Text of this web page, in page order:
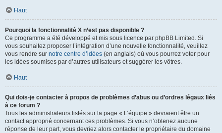
Haut
Pourquoi la fonctionnalité X n’est pas disponible ?
Ce programme a été développé et mis sous licence par phpBB Limited. Si
vous souhaitez proposer l’intégration d’une nouvelle fonctionnalité, veuillez
vous rendre sur notre centre d’idées (en anglais) où vous pourrez voter pour
les idées soumises par d’autres utilisateurs et suggérer les vôtres.
Haut
Qui dois-je contacter à propos de problèmes d’abus ou d’ordres légaux liés
à ce forum ?
Tous les administrateurs listés sur la page « L’équipe » devraient être un
contact approprié concernant ces problèmes. Si vous n’obtenez aucune
réponse de leur part, vous devriez alors contacter le propriétaire du domaine